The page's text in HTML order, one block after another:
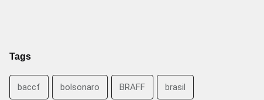
Tags
baccf bolsonaro BRAFF brasil